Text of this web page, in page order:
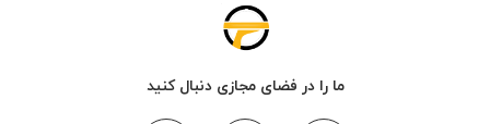
ما را در فضای مجازی دنبال کنید